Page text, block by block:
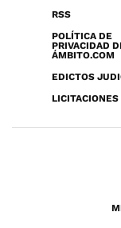
RSS
POLÍTICA DE
PRIVACIDAD
ÁMBITO.COM
EDICTOS
LICITACIONES